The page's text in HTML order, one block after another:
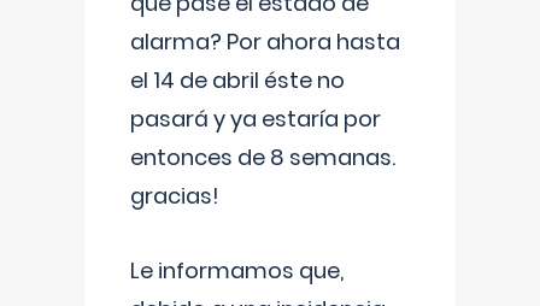
alarma? Por ahora hasta
el 14 de abril éste no
pasará y ya estaría por
entonces de 8 semanas.
gracias!
Le informamos que,